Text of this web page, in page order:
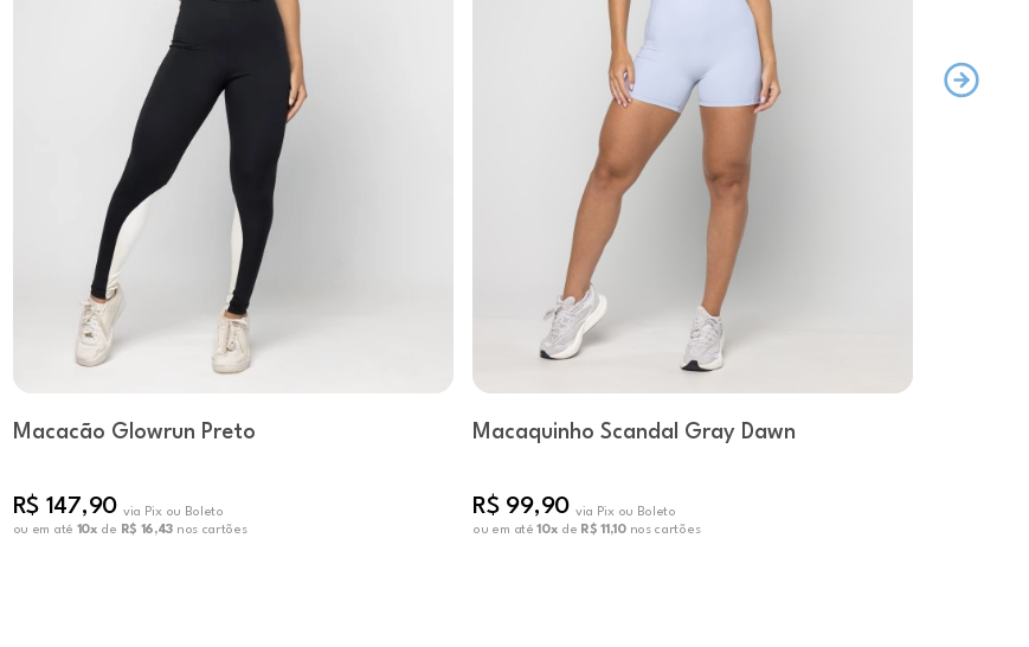
Macacão Glowrun Preto
R$ 147,90 via Pix ou Boleto
ou em até 10x de R$ 16,43 nos cartões
Macaquinho Scandal Gray Dawn
R$ 99,90 via Pix ou Boleto
ou em até10x de R$ 11,10nos cartões